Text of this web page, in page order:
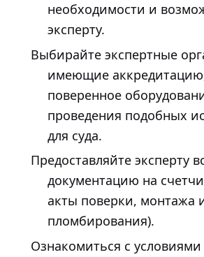
необходимости и
эксперту.
Выбирайте экспертные
имеющие
поверенное
проведения подобных
для суда.
Предоставляйте эксперту
документацию на
акты поверки, монтажа
пломбирования).
Ознакомиться с условиями